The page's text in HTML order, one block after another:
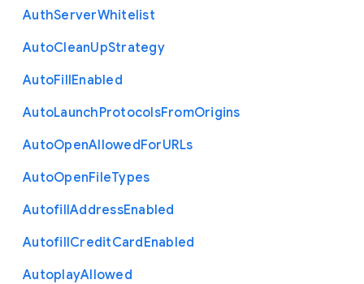
AuthServerWhitelist
AutoCleanUpStrategy
AutoFillEnabled
AutoLaunchProtocolsFromOrigins
AutoOpenAllowedForURLs
AutoOpenFileTypes
AutofillAddressEnabled
AutofillCreditCardEnabled
AutoplayAllowed